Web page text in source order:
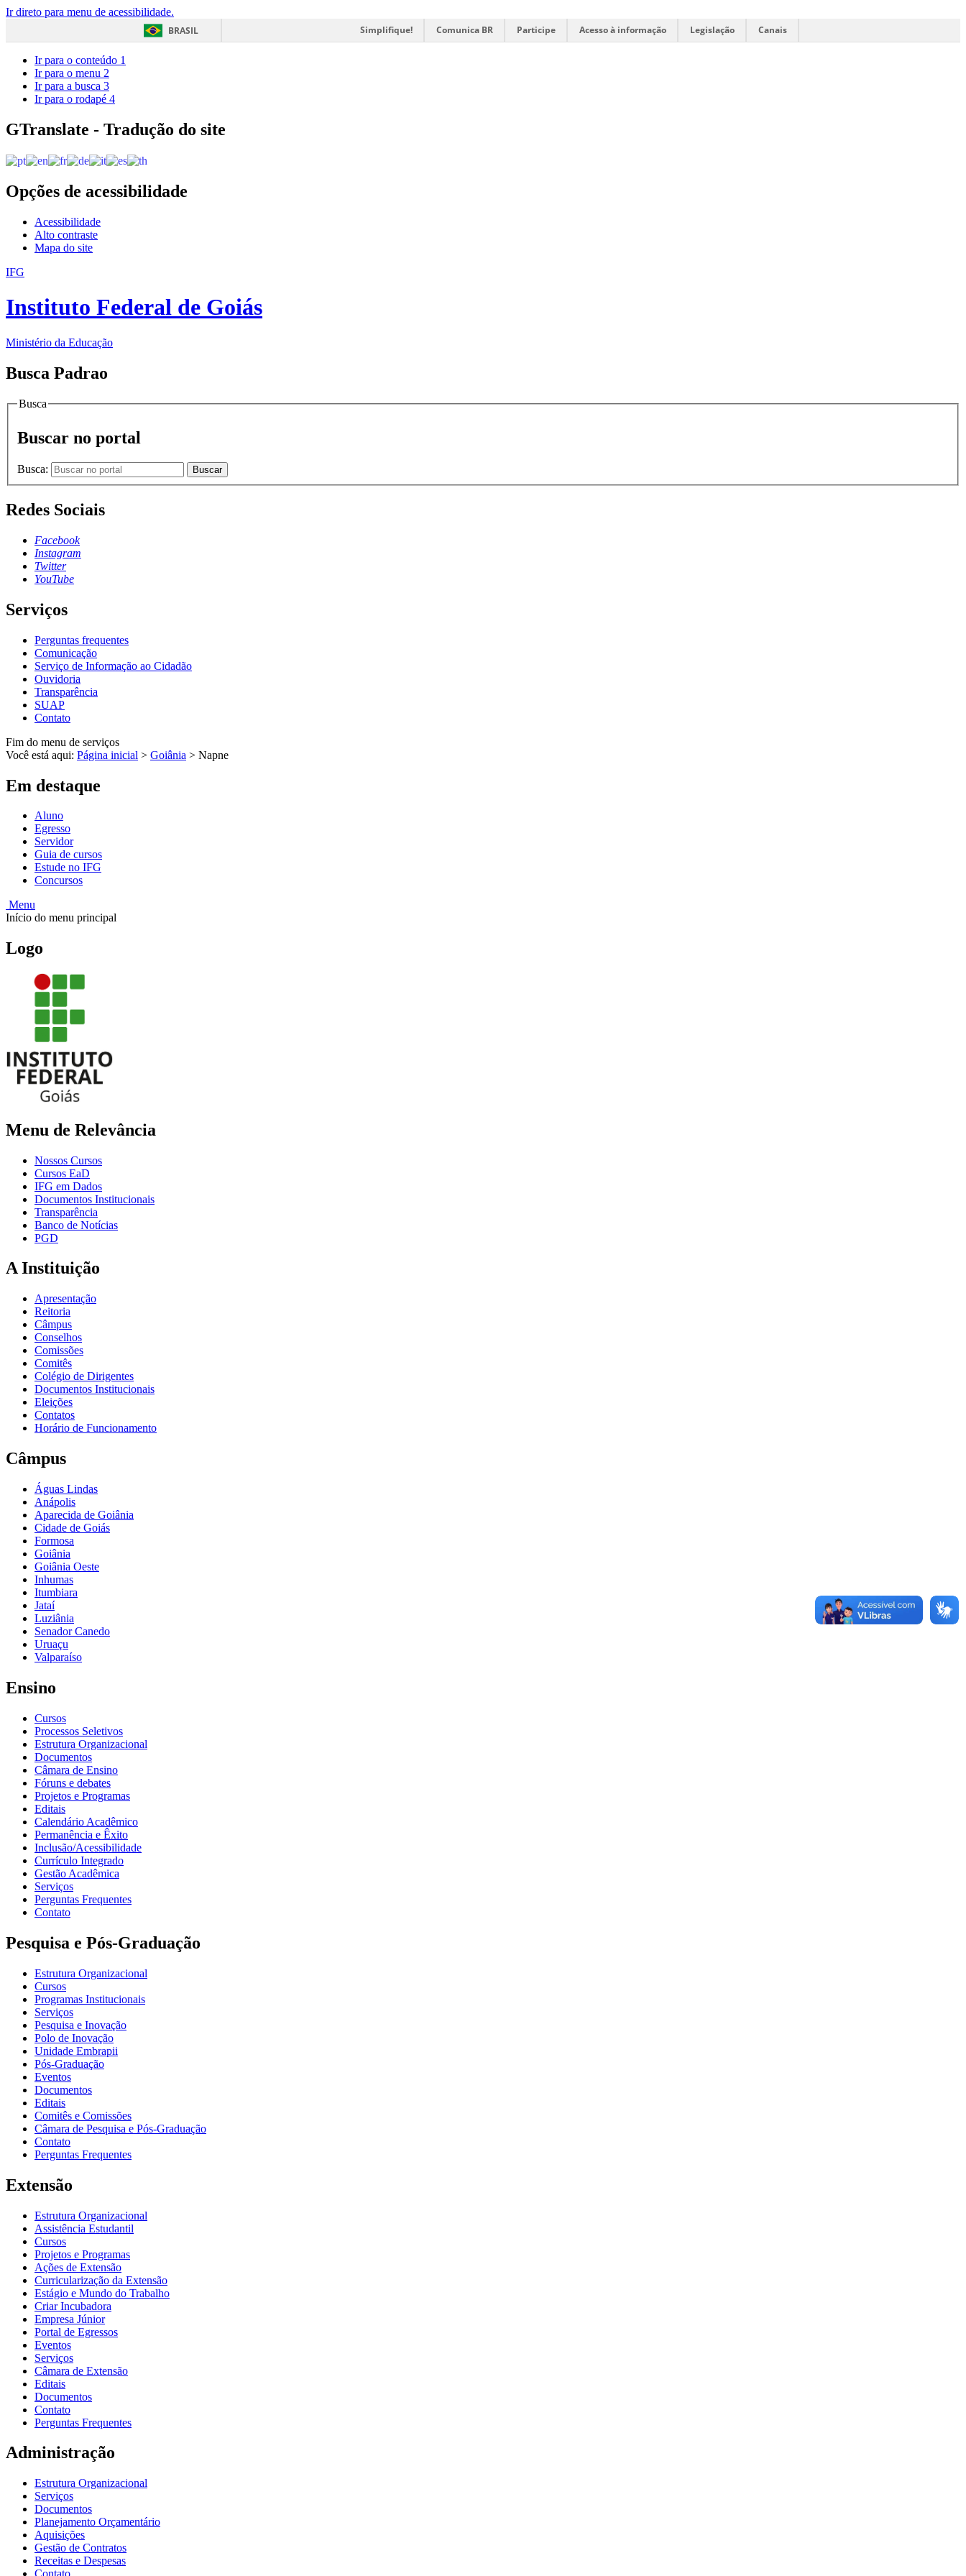
Ir direto para menu de acessibilidade.
BRASIL
Simplifique! Comunica BR Participe Acesso à informação Legislação Canais
Ir para o conteúdo 1
Ir para o menu 2
Ir para a busca 3
Ir para o rodapé 4
GTranslate - Tradução do site
Opções de acessibilidade
Acessibilidade
Alto contraste
Mapa do site
IFG
Instituto Federal de Goiás
Ministério da Educação
Busca Padrao
Busca
Buscar no portal
Busca: Buscar
Redes Sociais
Facebook
Instagram
Twitter
YouTube
Serviços
Perguntas frequentes
Comunicação
Serviço de Informação ao Cidadão
Ouvidoria
Transparência
SUAP
Contato
Fim do menu de serviços
Você está aqui: Página inicial > Goiânia > Napne
Em destaque
Aluno
Egresso
Servidor
Guia de cursos
Estude no IFG
Concursos
Menu
Início do menu principal
Logo
Menu de Relevância
Nossos Cursos
Cursos EaD
IFG em Dados
Documentos Institucionais
Transparência
Banco de Notícias
PGD
A Instituição
Apresentação
Reitoria
Câmpus
Conselhos
Comissões
Comitês
Colégio de Dirigentes
Documentos Institucionais
Eleições
Contatos
Horário de Funcionamento
Câmpus
Águas Lindas
Anápolis
Aparecida de Goiânia
Cidade de Goiás
Formosa
Goiânia
Goiânia Oeste
Inhumas
Itumbiara
Jataí
Luziânia
Senador Canedo
Uruaçu
Valparaíso
Ensino
Cursos
Processos Seletivos
Estrutura Organizacional
Documentos
Câmara de Ensino
Fóruns e debates
Projetos e Programas
Editais
Calendário Acadêmico
Permanência e Êxito
Inclusão/Acessibilidade
Currículo Integrado
Gestão Acadêmica
Serviços
Perguntas Frequentes
Contato
Pesquisa e Pós-Graduação
Estrutura Organizacional
Cursos
Programas Institucionais
Serviços
Pesquisa e Inovação
Polo de Inovação
Unidade Embrapii
Pós-Graduação
Eventos
Documentos
Editais
Comitês e Comissões
Câmara de Pesquisa e Pós-Graduação
Contato
Perguntas Frequentes
Extensão
Estrutura Organizacional
Assistência Estudantil
Cursos
Projetos e Programas
Ações de Extensão
Curricularização da Extensão
Estágio e Mundo do Trabalho
Criar Incubadora
Empresa Júnior
Portal de Egressos
Eventos
Serviços
Câmara de Extensão
Editais
Documentos
Contato
Perguntas Frequentes
Administração
Estrutura Organizacional
Serviços
Documentos
Planejamento Orçamentário
Aquisições
Gestão de Contratos
Receitas e Despesas